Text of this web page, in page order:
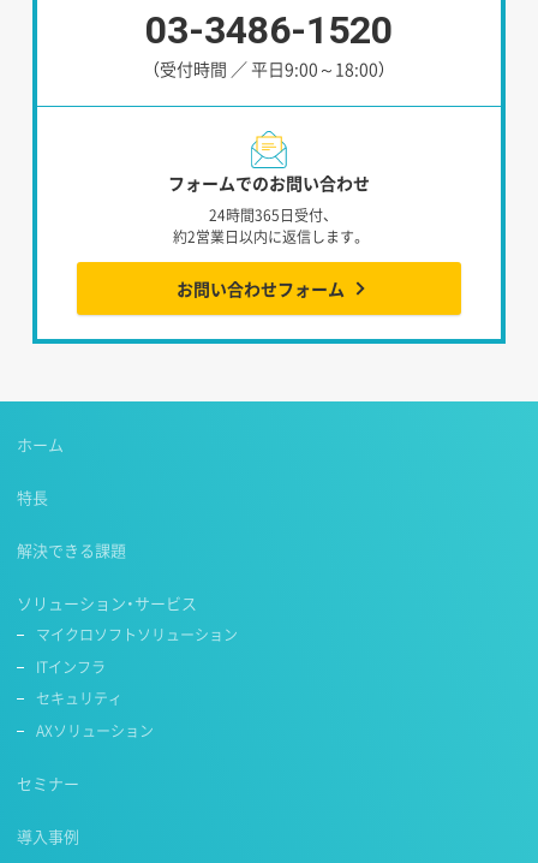
03-3486-1520
（受付時間 ／ 平日9:00～18:00）
フォームでのお問い合わせ
24時間365日受付、
約2営業日以内に返信します。
お問い合わせフォーム
ホーム
特長
解決できる課題
ソリューション・サービス
マイクロソフトソリューション
ITインフラ
セキュリティ
AXソリューション
セミナー
導入事例